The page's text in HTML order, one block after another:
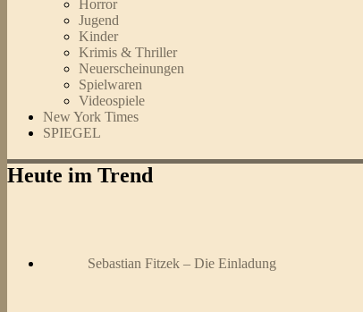
Horror
Jugend
Kinder
Krimis & Thriller
Neuerscheinungen
Spielwaren
Videospiele
New York Times
SPIEGEL
Heute im Trend
Sebastian Fitzek – Die Einladung